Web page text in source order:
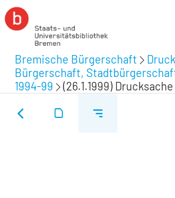
Bremische Bürgerschaft
Bürgerschaft,
1994-99
(26.1.1999)